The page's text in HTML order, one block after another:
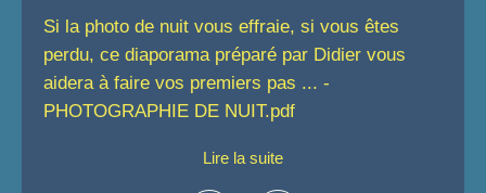
Si la photo de nuit vous effraie, si vous êtes
perdu, ce diaporama préparé par Didier vous
aidera à faire vos premiers pas ... -
PHOTOGRAPHIE DE NUIT.pdf
Lire la suite